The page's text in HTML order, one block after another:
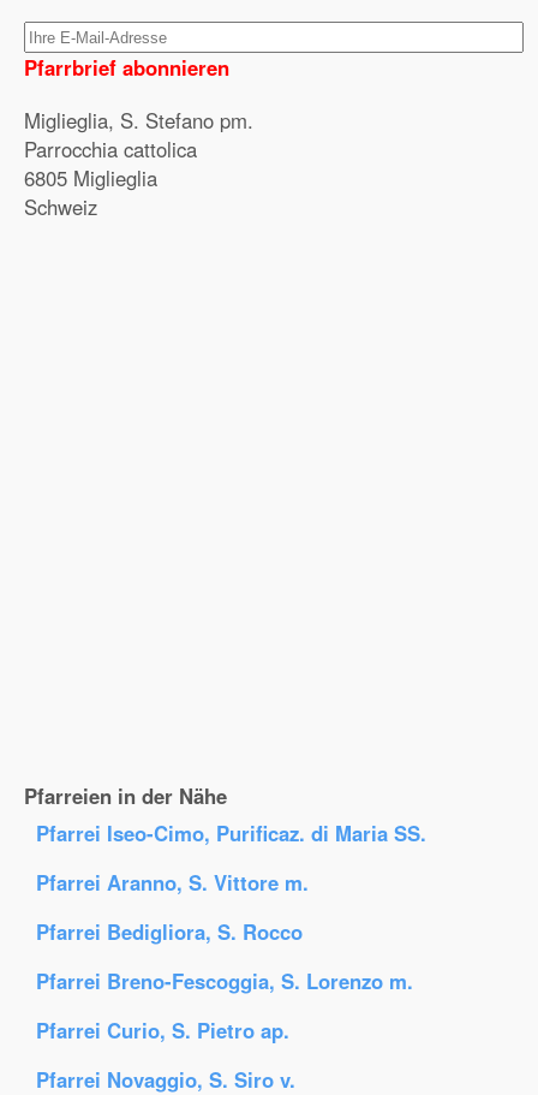
Pfarrbrief abonnieren
Miglieglia, S. Stefano pm.
Parrocchia cattolica
6805 Miglieglia
Schweiz
Pfarreien in der Nähe
Pfarrei Iseo-Cimo, Purificaz. di Maria SS.
Pfarrei Aranno, S. Vittore m.
Pfarrei Bedigliora, S. Rocco
Pfarrei Breno-Fescoggia, S. Lorenzo m.
Pfarrei Curio, S. Pietro ap.
Pfarrei Novaggio, S. Siro v.